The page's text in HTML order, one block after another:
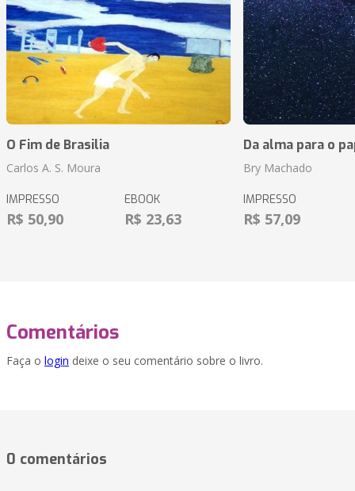
O Fim de Brasilia
Carlos A. S. Moura
IMPRESSO
R$ 50,90
EBOOK
R$ 23,63
Da alma para o
Bry Machado
IMPRESSO
R$ 57,09
Comentários
Faça o login deixe o seu comentário sobre o livro.
0 comentários